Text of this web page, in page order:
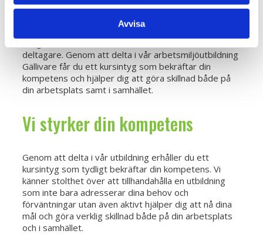
Avvisa
Vi erbjuder en dynamisk och interaktiv
inlärningsupplevelse där teori kombineras med
deltagare. Genom att delta i vår arbetsmiljöutbildning
Gällivare får du ett kursintyg som bekräftar din
kompetens och hjälper dig att göra skillnad både på
din arbetsplats samt i samhället.
Vi styrker din kompetens
Genom att delta i vår utbildning erhåller du ett
kursintyg som tydligt bekräftar din kompetens. Vi
känner stolthet över att tillhandahålla en utbildning
som inte bara adresserar dina behov och
förväntningar utan även aktivt hjälper dig att nå dina
mål och göra verklig skillnad både på din arbetsplats
och i samhället.